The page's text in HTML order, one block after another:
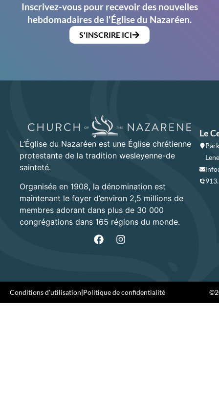
Inscrivez-vous pour recevoir des nouvelles
hebdomadaires de l'Église du Nazaréen.
S'INSCRIRE ICI
L’Église du Nazaréen est une Église chrétienne
protestante de la tradition wesleyenne-de
sainteté.
Organisée en 1908, la dénomination est
maintenant le foyer d’environ 2,5 millions de
membres adorant dans plus de 30 000
congrégations dans 165 régions du monde.
Le
Conditions d'utilisation|Politique de confidentialité